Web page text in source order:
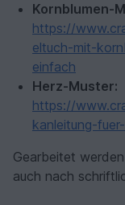
Kornblumen-
https://
eltuch-mit-
einfach
Herz-Muster:
https://
kanleitung-
Gearbeitet
auch nach